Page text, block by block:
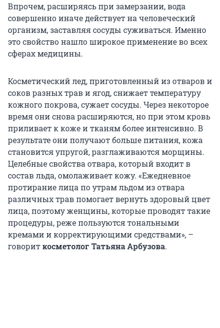
Впрочем, расширяясь при замерзании, вода
совершенно иначе действует на человеческий
организм, заставляя сосуды суживаться. Именно
это свойство нашло широкое применение во всех
сферах медицины.
Косметический лед, приготовленный из отваров и
соков разных трав и ягод, снижает температуру
кожного покрова, сужает сосуды. Через некоторое
время они снова расширяются, но при этом кровь
приливает к коже и тканям более интенсивно. В
результате они получают больше питания, кожа
становится упругой, разглаживаются морщины.
Целебные свойства отвара, который входит в
состав льда, омолаживает кожу. «Ежедневное
протирание лица по утрам льдом из отвара
различных трав помогает вернуть здоровый цвет
лица, поэтому женщины, которые проводят такие
процедуры, реже пользуются тональными
кремами и корректирующими средствами», –
говориткосметолог Татьяна Арбузова.